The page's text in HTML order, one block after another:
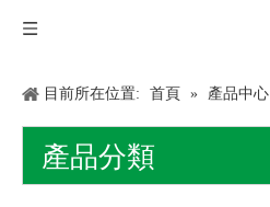
目前所在位置: 首頁 » 產品中心
產品分類